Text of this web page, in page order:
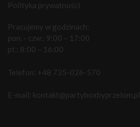
Polityka prywatności
Pracujemy w godzinach:
pon. - czw.: 9:00 – 17:00
pt.: 8:00 – 16:00
Telefon: +48 735-026-570
E-mail: kontakt@partyboxbyprzelom.pl